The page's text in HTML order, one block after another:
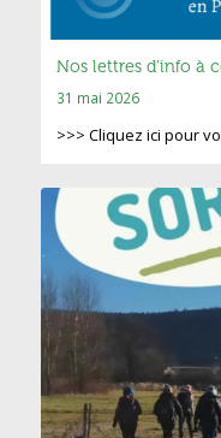
Nos lettres d’info à
31 mai 2026
>>> Cliquez ici pour